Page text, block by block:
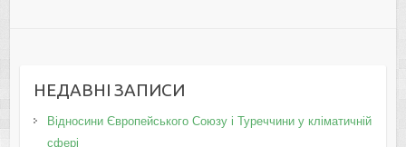
НЕДАВНІ ЗАПИСИ
Відносини Європейського Союзу і Туреччини у кліматичній
сфері